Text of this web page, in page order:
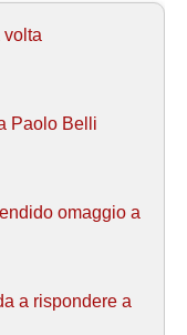
volta
Paolo Belli
omaggio a
a rispondere a